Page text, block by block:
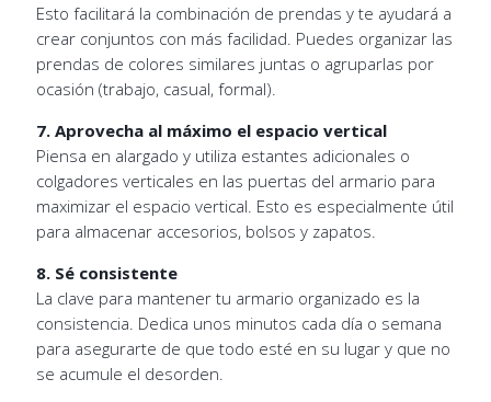
Esto facilitará la combinación de prendas y te ayudará a
crear conjuntos con más facilidad. Puedes organizar las
prendas de colores similares juntas o agruparlas por
ocasión (trabajo, casual, formal).
7. Aprovecha al máximo el espacio vertical
Piensa en alargado y utiliza estantes adicionales o
colgadores verticales en las puertas del armario para
maximizar el espacio vertical. Esto es especialmente útil
para almacenar accesorios, bolsos y zapatos.
8. Sé consistente
La clave para mantener tu armario organizado es la
consistencia. Dedica unos minutos cada día o semana
para asegurarte de que todo esté en su lugar y que no
se acumule el desorden.